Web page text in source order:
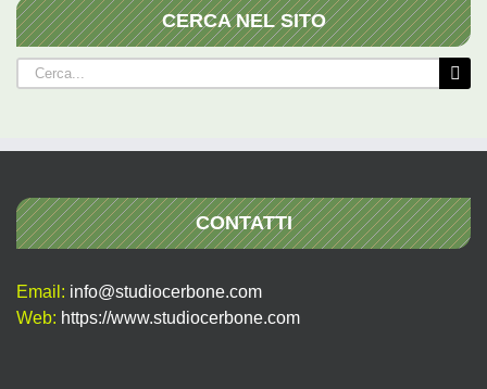
CERCA NEL SITO
Cerca
per:
CONTATTI
Email: info@studiocerbone.com
Web: https://www.studiocerbone.com